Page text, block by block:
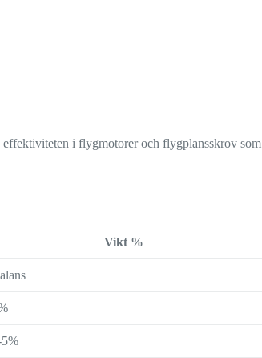
i flygmotorer och flygplansskrov som
Vikt %